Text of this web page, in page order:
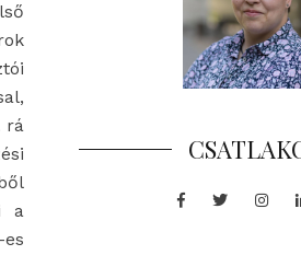
rá
a
Facebook
Twitter